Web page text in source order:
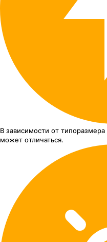
В зависимости от типоразмера
может отличаться.